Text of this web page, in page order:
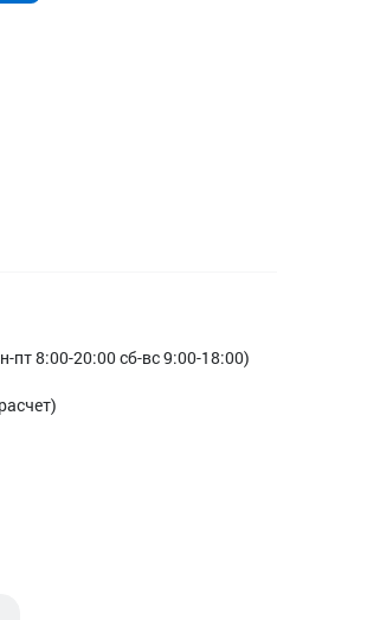
пт 8:00-20:00 сб-вс 9:00-18:00)